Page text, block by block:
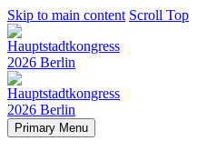
Skip to main content Scroll Top
Primary Menu